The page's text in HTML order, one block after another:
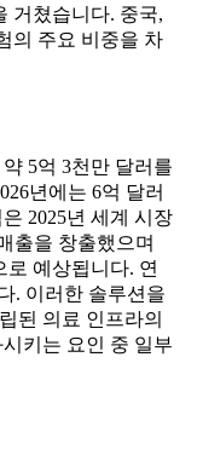
거쳤습니다. 중국,
의 주요 비중을 차
5억 3천만 달러를
년에는 6억 달러
2025년 세계 시장
출을 창출했으며
로 예상됩니다. 연
. 이러한 솔루션을
된 의료 인프라의
키는 요인 중 일부